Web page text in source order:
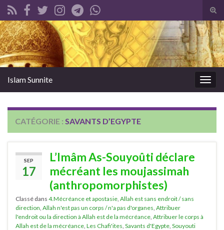
Search for:
Islam Sunnite
CATÉGORIE : SAVANTS D’EGYPTE
SEP
17
L’Imâm As-Souyoûti déclare
mécréant les moujassimah
(anthropomorphistes)
Classé dans 4.Mécréance et apostasie Allah est sans endroit / sans
direction Allah n'est pas un corps / n'a pas d'organes Attribuer
l'endroit ou la direction à Allah est de la mécréance Attribuer le corps à
Allah est de la mécréance Les Chafi'ites Savants d'Egypte Souyouti